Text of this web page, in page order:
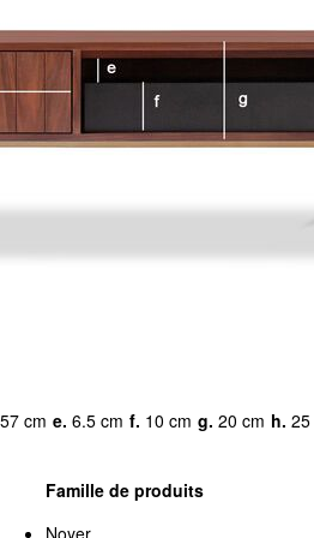
57 cm e. 6.5 cm f. 10 cm g. 20 cm h.
Famille de produits
Noyer